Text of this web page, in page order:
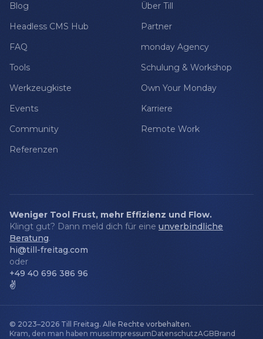
Blog
Headless CMS Hub
FAQ
Tools
Werkzeugkiste
Events
Community
Referenzen
Über Till
Partner
monday Agency
Schulung & Workshop
Own Your Monday
Karriere
Remote Work
Weniger Tool Frust, mehr Effizienz und Flow.
Klingt gut? Dann meld dich für eine unverbindliche
Beratung.
hi@till-freitag.com
oder
+49 40 696 386 96
✌️
© 2023–2026 Till Freitag. Alle Rechte vorbehalten.
Kram, den man haben muss:ImpressumDatenschutzAGBBrand